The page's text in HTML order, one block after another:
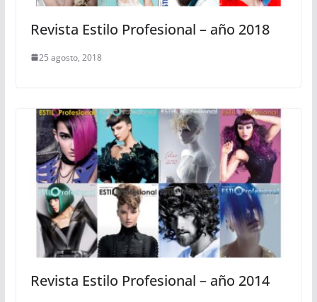
Revista Estilo Profesional – año 2018
25 agosto, 2018
Revista Estilo Profesional – año 2014